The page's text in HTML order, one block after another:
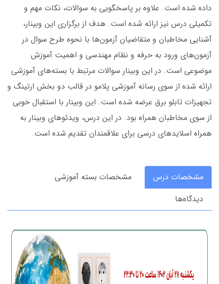
داده شده است. علاوه بر پاسخگویی به سوالات، نکات مهم و
تکمیلی درس نیز ارائه شده است. هدف از برگزاری این وبینار،
آشنایی مخاطبان و متقاضیان آزمون‌ها با نحوه طرح سوال در
آزمون‌های ورود به حرفه‌ و نظام مهندسی و اهمیت آموزش
موضوعی است. در این وبینار سوالات مرتبط با بسته‌های آموزشی
ارائه شده از سوی رسانه آموزشی پلامو در قالب دو بخش ارتینگ و
تجهیزات تابلو برق عرضه شده است. این وبینار با استقبال خوبی
از سوی مخاطبان همراه بود. در این درس، ویدئوهای وبینار به
همراه اسلایدهای درسی برای علاقمندان تقدیم شده است.
مشخصات درس
مشخصات بسته آموزشی
دیدگاه‌ها